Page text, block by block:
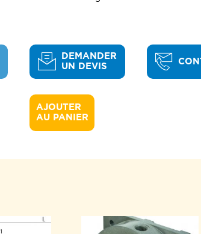
DEMANDER
UN DEVIS
AJOUTER
AU PANIER